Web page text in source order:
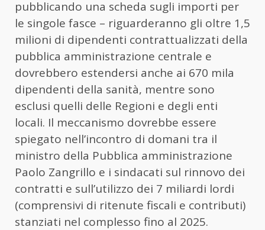
pubblicando una scheda sugli importi per
le singole fasce – riguarderanno gli oltre 1,5
milioni di dipendenti contrattualizzati della
pubblica amministrazione centrale e
dovrebbero estendersi anche ai 670 mila
dipendenti della sanità, mentre sono
esclusi quelli delle Regioni e degli enti
locali. Il meccanismo dovrebbe essere
spiegato nell’incontro di domani tra il
ministro della Pubblica amministrazione
Paolo Zangrillo e i sindacati sul rinnovo dei
contratti e sull’utilizzo dei 7 miliardi lordi
(comprensivi di ritenute fiscali e contributi)
stanziati nel complesso fino al 2025.